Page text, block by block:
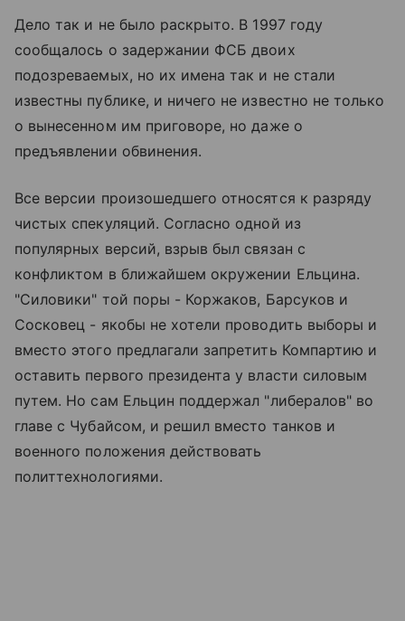
Дело так и не было раскрыто. В 1997 году
сообщалось о задержании ФСБ двоих
подозреваемых, но их имена так и не стали
известны публике, и ничего не известно не только
о вынесенном им приговоре, но даже о
предъявлении обвинения.
Все версии произошедшего относятся к разряду
чистых спекуляций. Согласно одной из
популярных версий, взрыв был связан с
конфликтом в ближайшем окружении Ельцина.
"Силовики" той поры - Коржаков, Барсуков и
Сосковец - якобы не хотели проводить выборы и
вместо этого предлагали запретить Компартию и
оставить первого президента у власти силовым
путем. Но сам Ельцин поддержал "либералов" во
главе с Чубайсом, и решил вместо танков и
военного положения действовать
политтехнологиями.